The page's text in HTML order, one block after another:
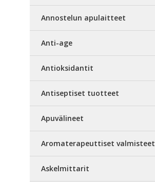
Annostelun apulaitteet
Anti-age
Antioksidantit
Antiseptiset tuotteet
Apuvälineet
Aromaterapeuttiset valmisteet
Askelmittarit